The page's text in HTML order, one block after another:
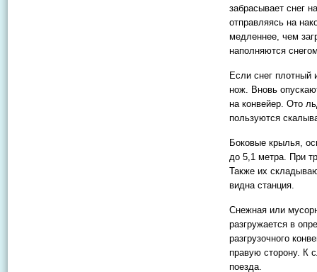
забрасывает снег
отправляясь на
медленнее, чем
наполняются
Если снег плотный
нож. Вновь
на конвейер. Ото
пользуются
Боковые крылья,
до 5,1 метра. При
Также их
видна станция.
Снежная или
разгружается в
разгрузочного
правую сторону. К
поезда.